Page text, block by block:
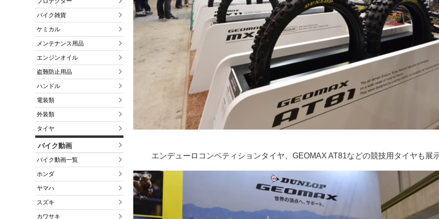
バイク雑貨
ケミカル
メンテナンス用品
エンジンオイル
盗難防止用品
ハンドル
電装類
外装類
タイヤ
バイク動画
バイク動画一覧
ホンダ
ヤマハ
スズキ
カワサキ
エンデューロコンペティションタイヤ、GEOMAX AT81などの競技用タイヤも展